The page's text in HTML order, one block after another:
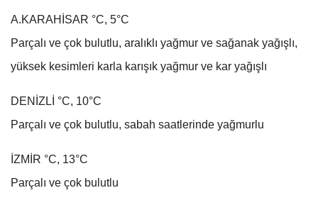
A.KARAHİSAR °C, 5°C
Parçalı ve çok bulutlu, aralıklı yağmur ve sağanak yağışlı,
yüksek kesimleri karla karışık yağmur ve kar yağışlı
DENİZLİ °C, 10°C
Parçalı ve çok bulutlu, sabah saatlerinde yağmurlu
İZMİR °C, 13°C
Parçalı ve çok bulutlu